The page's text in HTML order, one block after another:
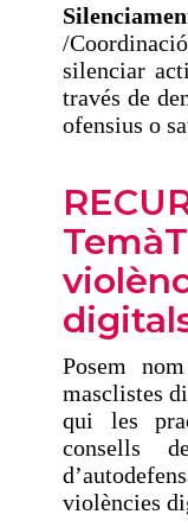
/
silenciar
través de
ofensius o
Posem
masclistes
qui les
consells
violències